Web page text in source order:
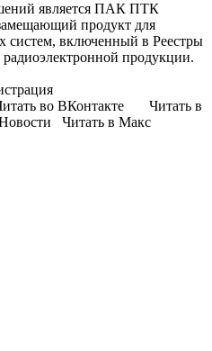
является ПАК ПТК
продукт для
систем, включенный в Реестры
продукции.
во ВКонтакте Читать в
Читать в Макс